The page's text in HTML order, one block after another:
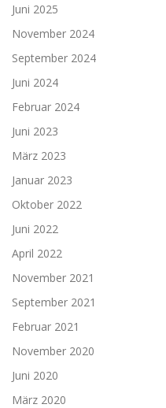
Juni 2025
November 2024
September 2024
Juni 2024
Februar 2024
Juni 2023
März 2023
Januar 2023
Oktober 2022
Juni 2022
April 2022
November 2021
September 2021
Februar 2021
November 2020
Juni 2020
März 2020